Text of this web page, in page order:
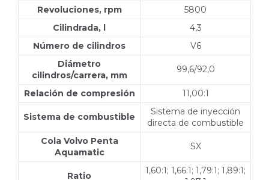
Revoluciones, rpm
5800
Cilindrada, l
4,3
Número de cilindros
V6
Diámetro
cilindros/carrera, mm
99,6/92,0
Relación de compresión 11,00:1
Sistema de combustible
Sistema de inyección
directa de combustible
Cola Volvo Penta
Aquamatic
SX
Ratio
1,60:1; 1,66:1; 1,79:1; 1,89:1;